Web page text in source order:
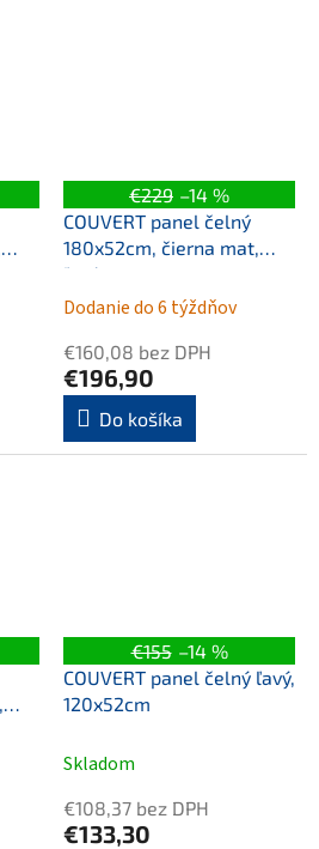
€229 –14 %
COUVERT panel čelný
180x52cm, čierna mat,
ľavý
Dodanie do 6 týždňov
€160,08 bez DPH
€196,90
Do košíka
€155 –14 %
COUVERT panel čelný ľavý,
120x52cm
Skladom
€108,37 bez DPH
€133,30